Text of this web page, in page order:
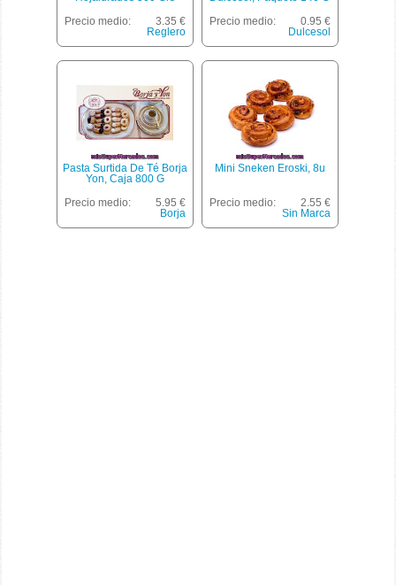
Precio medio:
3.35 €
Reglero
Precio medio:
0.95 €
Dulcesol
Pasta Surtida De Té Borja
Yon, Caja 800 G
Precio medio:
5.95 €
Borja
Mini Sneken Eroski, 8u
Precio medio:
2.55 €
Sin Marca